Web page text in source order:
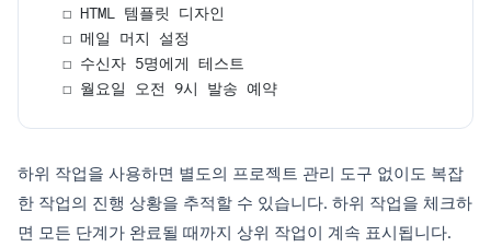
  ☐ HTML 템플릿 디자인
  ☐ 메일 머지 설정
  ☐ 수신자 5명에게 테스트
  ☐ 월요일 오전 9시 발송 예약
하위 작업을 사용하면 별도의 프로젝트 관리 도구 없이도 복잡
한 작업의 진행 상황을 추적할 수 있습니다. 하위 작업을 체크하
면 모든 단계가 완료될 때까지 상위 작업이 계속 표시됩니다.